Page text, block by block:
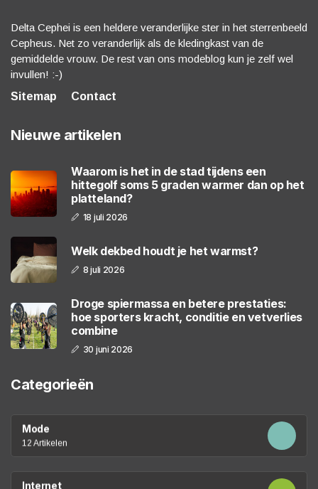
Delta Cephei is een heldere veranderlijke ster in het sterrenbeeld
Cepheus. Net zo veranderlijk als de kledingkast van de
gemiddelde vrouw. De rest van ons modeblog kun je zelf wel
invullen! :-)
Sitemap
Contact
Nieuwe artikelen
Waarom is het in de stad tijdens een
hittegolf soms 5 graden warmer dan op het
platteland?
18 juli 2026
Welk dekbed houdt je het warmst?
8 juli 2026
Droge spiermassa en betere prestaties:
hoe sporters kracht, conditie en vetverlies
combine
30 juni 2026
Categorieën
Mode
12 Artikelen
Internet